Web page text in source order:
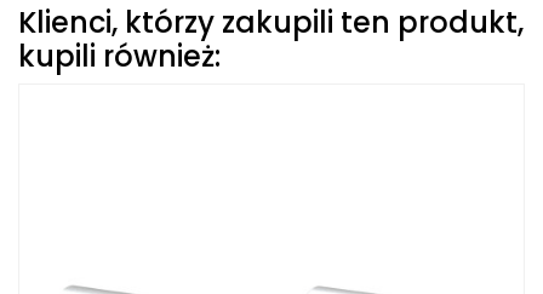
Klienci, którzy zakupili ten produkt,
kupili również: